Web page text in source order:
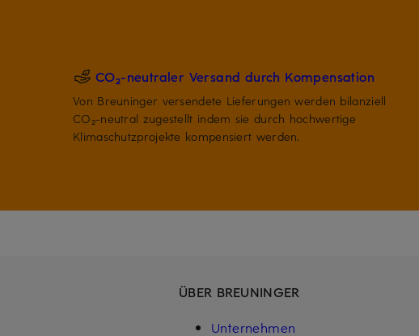
CO₂-neutraler Versand durch Kompensation
Von Breuninger versendete Lieferungen werden bilanziell
CO₂-neutral zugestellt indem sie durch hochwertige
Klimaschutzprojekte kompensiert werden.
ÜBER BREUNINGER
Unternehmen